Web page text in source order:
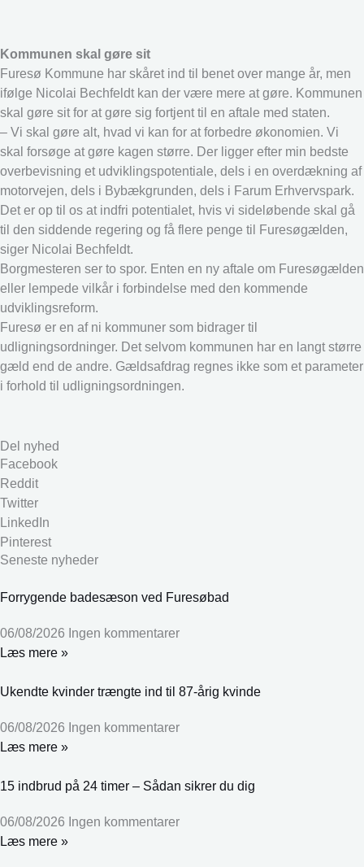
Kommunen skal gøre sit
Furesø Kommune har skåret ind til benet over mange år, men
ifølge Nicolai Bechfeldt kan der være mere at gøre. Kommunen
skal gøre sit for at gøre sig fortjent til en aftale med staten.
– Vi skal gøre alt, hvad vi kan for at forbedre økonomien. Vi
skal forsøge at gøre kagen større. Der ligger efter min bedste
overbevisning et udviklingspotentiale, dels i en overdækning af
motorvejen, dels i Bybækgrunden, dels i Farum Erhvervspark.
Det er op til os at indfri potentialet, hvis vi sideløbende skal gå
til den siddende regering og få flere penge til Furesøgælden,
siger Nicolai Bechfeldt.
Borgmesteren ser to spor. Enten en ny aftale om Furesøgælden
eller lempede vilkår i forbindelse med den kommende
udviklingsreform.
Furesø er en af ni kommuner som bidrager til
udligningsordninger. Det selvom kommunen har en langt større
gæld end de andre. Gældsafdrag regnes ikke som et parameter
i forhold til udligningsordningen.
Del nyhed
Facebook
Reddit
Twitter
LinkedIn
Pinterest
Seneste nyheder
Forrygende badesæson ved Furesøbad
06/08/2026 Ingen kommentarer
Læs mere »
Ukendte kvinder trængte ind til 87-årig kvinde
06/08/2026 Ingen kommentarer
Læs mere »
15 indbrud på 24 timer – Sådan sikrer du dig
06/08/2026 Ingen kommentarer
Læs mere »